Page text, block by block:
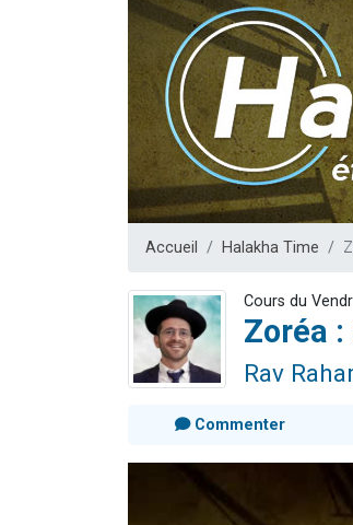
Accueil Halakha Time
Cours du
Zoréa
Rav
Commenter